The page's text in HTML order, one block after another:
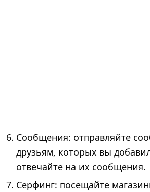
Сообщения: отправляйте
друзьям, которых вы
отвечайте на их сообщения.
Серфинг: посещайте